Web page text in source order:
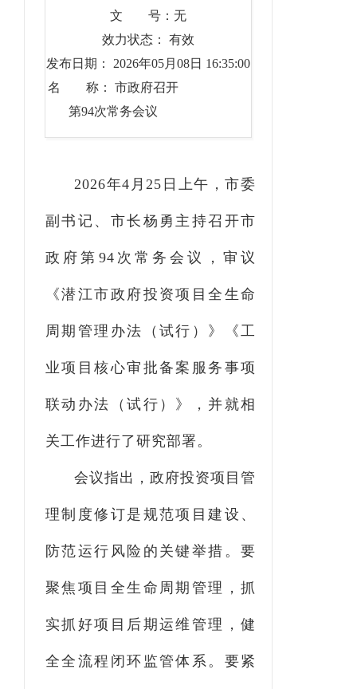
文 号：无
效力状态： 有效
发布日期： 2026年05月08日 16:35:00
名 称： 市政府召开
第94次常务会议
2026年4月25日上午，市委
副书记、市长杨勇主持召开市
政府第94次常务会议，审议
《潜江市政府投资项目全生命
周期管理办法（试行）》《工
业项目核心审批备案服务事项
联动办法（试行）》，并就相
关工作进行了研究部署。
会议指出，政府投资项目管
理制度修订是规范项目建设、
防范运行风险的关键举措。要
聚焦项目全生命周期管理，抓
实抓好项目后期运维管理，健
全全流程闭环监管体系。要紧